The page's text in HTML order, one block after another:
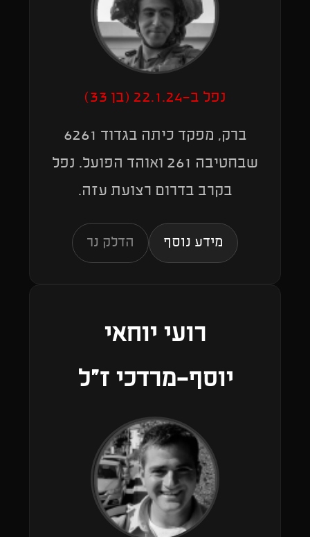
נפל ב-22.1.24 (בן 33)
ברק, מפקד כיתה בגדוד 6261
שבחטיבה 261 ואוהד הפועל. נפל
בקרב בדרום רצועת עזה.
מידע נוסף הדלק נר
רועי יוחאי
יוסף-מרדכי ז"ל